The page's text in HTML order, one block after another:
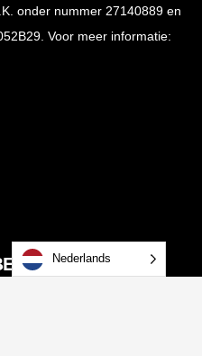
onder nummer 27140889 en
Voor meer informatie:
Nederlands